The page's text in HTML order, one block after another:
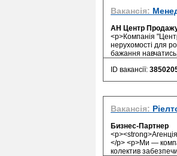
Вакансія:
АН Центр
<p>Компанія
нерухомості для
бажання
ID вакансії:
Вакансія:
Бизнес-Партнер
</p> <p>Ми —
колектив